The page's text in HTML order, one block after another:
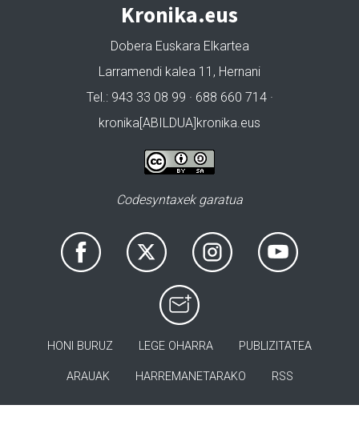
Kronika.eus
Dobera Euskara Elkartea
Larramendi kalea 11, Hernani
Tel.: 943 33 08 99 · 688 660 714 ·
kronika[ABILDUA]kronika.eus
Codesyntaxek garatua
HONI BURUZ LEGE OHARRA PUBLIZITATEA
ARAUAK HARREMANETARAKO RSS